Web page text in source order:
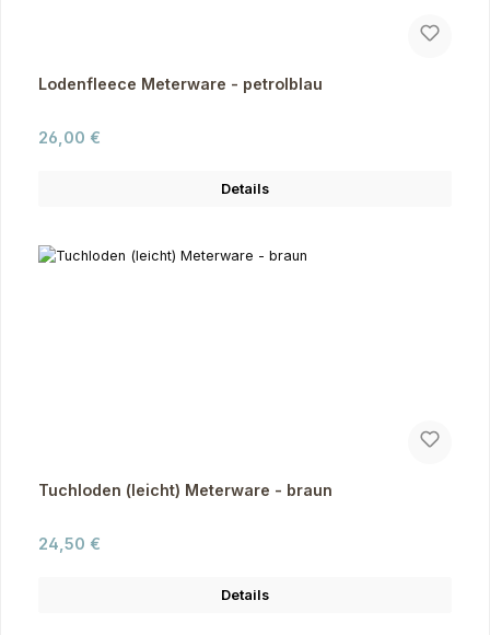
Lodenfleece Meterware - petrolblau
Regulärer Preis:
26,00 €
Details
Tuchloden (leicht) Meterware - braun
Regulärer Preis:
24,50 €
Details